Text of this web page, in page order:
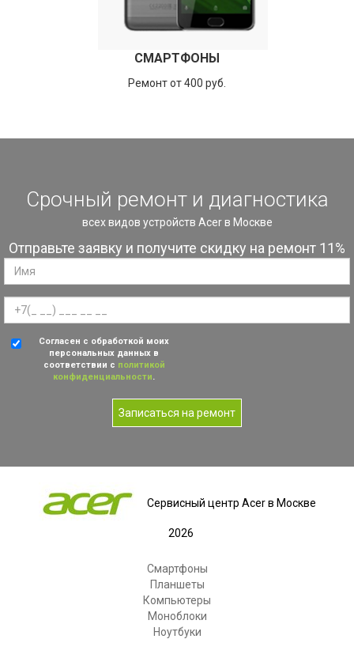
СМАРТФОНЫ
Ремонт от 400 руб.
Срочный ремонт и диагностика
всех видов устройств Acer в Москве
Отправьте заявку и получите скидку на ремонт 11%
Согласен с обработкой моих
персональных данных в
соответствии с политикой
конфиденциальности.
Записаться на ремонт
Сервисный центр Acer в Москве
2026
Смартфоны
Планшеты
Компьютеры
Моноблоки
Ноутбуки